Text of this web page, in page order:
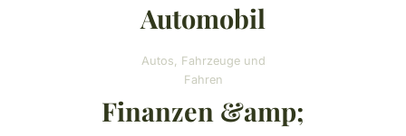
Automobil
Autos, Fahrzeuge und
Fahren
Finanzen &amp;